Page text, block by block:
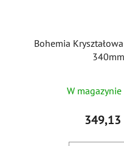
Bohemia
340mm
W magazynie
349,13